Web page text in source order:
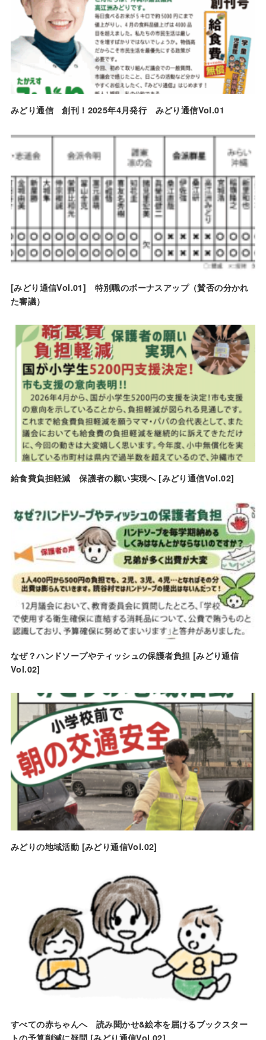
k
みどり通信 創刊！2025年4月発行 みどり通信Vol.01
[みどり通信Vol.01] 特別職のボーナスアップ（賛否の分かれ
た審議）
給食費負担軽減 保護者の願い実現へ [みどり通信Vol.02]
なぜ？ハンドソープやティッシュの保護者負担 [みどり通信
Vol.02]
みどりの地域活動 [みどり通信Vol.02]
すべての赤ちゃんへ 読み聞かせ&絵本を届けるブックスター
トの予算削減に疑問 [みどり通信Vol.02]